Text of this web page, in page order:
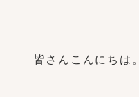
皆さんこんにちは。